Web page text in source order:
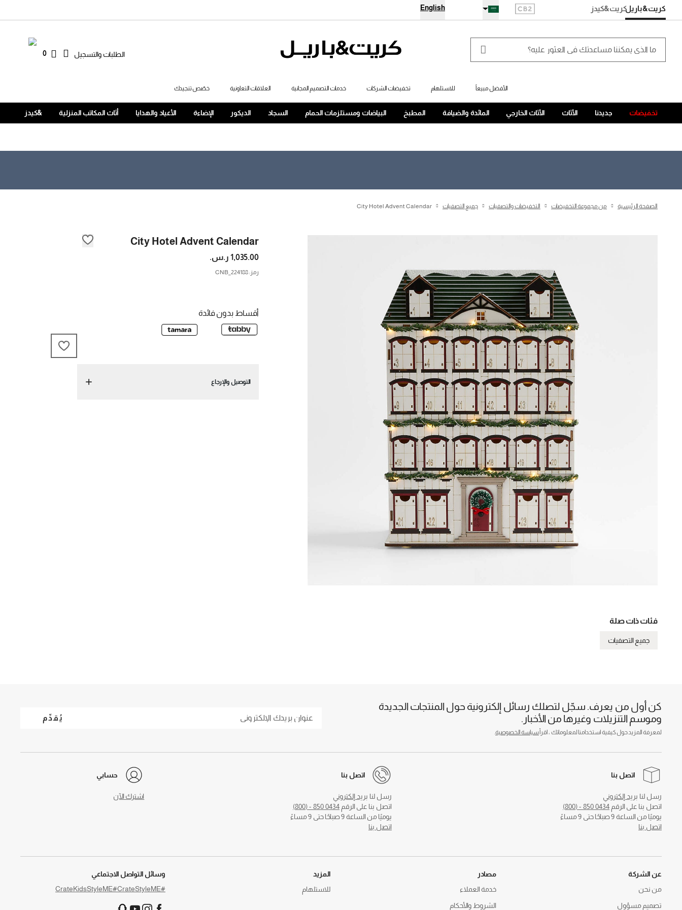
English
الطلبات والتسجيل 0
الأفضل مبيعاً للاستلهام تخفيضات الشركات خدمات التصميم المجانية العلاقات التعاونية خصّص تنجيدك
كريت&باريلكريت&كيدز
تخفيضات جديدنا الأثاث الأثاث الخارجي المائدة والضيافة المطبخ البياضات ومستلزمات الحمام السجاد الديكور الإضاءة الأعياد والهدايا أثاث المكاتب المنزلية &كيدز
الصفحة الرئيسية من مجموعة التخفيضات التخفيضات والتصفيات جميع التصفيات City Hotel Advent Calendar
City Hotel Advent Calendar
1,035.00 ر.س.
رمز:
224188_CNB
أقساط بدون فائدة
التوصيل والإرجاع
فئات ذات صلة
جميع التصفيات
كن أول من يعرف. سجّل لتصلك رسائل إلكترونية حول المنتجات الجديدة
وموسم التنزيلات وغيرها من الأخبار.
لمعرفة المزيد حول كيفية استخدامنا لمعلوماتك ، اقرأسياسة الخصوصية.
يُقدِّم
اتصل بنا
رسل لنا بريد إلكتروني
اتصل بنا على الرقم 0434 850 - (800)
يوميًا من الساعة 9 صباحًا حتى 9 مساءً
اتصل بنا
اتصل بنا
رسل لنا بريد إلكتروني
اتصل بنا على الرقم 0434 850 - (800)
يوميًا من الساعة 9 صباحًا حتى 9 مساءً
اتصل بنا
حسابي
اشترك الآن
عن الشركة
من نحن
تصميم مسؤول
مصادر
خدمة العملاء
الشروط والأحكام
المزيد
للاستلهام
وسائل التواصل الاجتماعي
#CrateStyleME
#CrateKidsStyleME